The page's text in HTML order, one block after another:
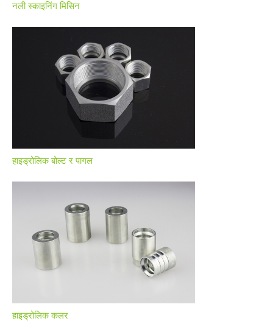
नली स्काइनिंग मिसिन
हाइड्रोलिक बोल्ट र पागल
हाइड्रोलिक कलर